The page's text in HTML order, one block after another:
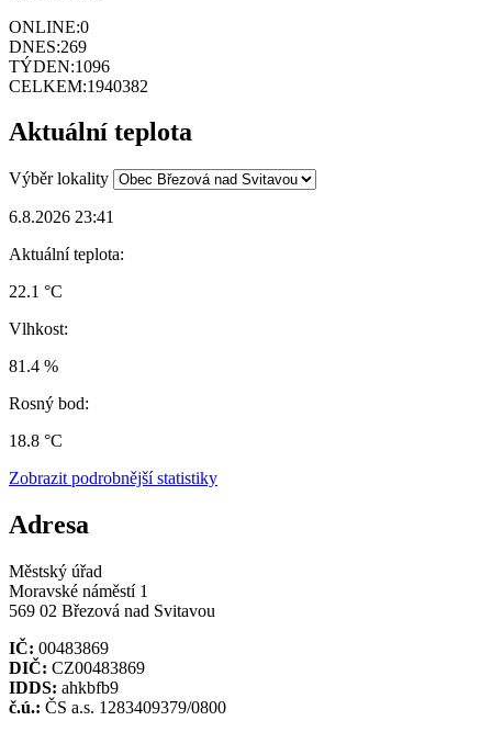
ONLINE:0
DNES:269
TÝDEN:1096
CELKEM:1940382
Aktuální teplota
Výběr lokality
6.8.2026 23:41
Aktuální teplota:
22.1 °C
Vlhkost:
81.4 %
Rosný bod:
18.8 °C
Zobrazit podrobnější statistiky
Adresa
Městský úřad
Moravské náměstí 1
569 02 Březová nad Svitavou
IČ: 00483869
DIČ: CZ00483869
IDDS: ahkbfb9
č.ú.: ČS a.s. 1283409379/0800